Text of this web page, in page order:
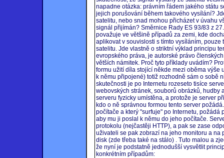
napadne otázka: právním řádem jakého státu
jejich porušování během takového vysílání?
satelitu, nebo snad mohou přicházet v úvahu
signál přijímán? Směrnice Rady ES 93/83 z
považuje ve většině případů za zemi, kde
aplikovat v souvislosti s tímto vysíláním,
satelitu. Jde vlastně o striktní výklad principu
evropského práva, je autorské právo
větších námitek. Proč tyto příklady uvádím?
formu užití díla stojící někde mezi oběma výše
k němu připojené) totiž rozhodně sám o sobě
skutečnosti je po Internetu rozeseto tisíce
webovských stránek, souborů obrázků, hudby
serveru fyzicky umístěna, a protože je server
kdo o ně správnou formou tento server
počítače a který "surfuje" po Internetu,
aby mu ji poslal k němu do jeho počítače.
protokolu (nejčastěji HTTP), a pak se zase
uživateli se pak zobrazí na jeho monitoru a
disk (zde třeba také na stálo) . Tuto malou a
že nyní je podstatně jednodušší vysvětlit
konkrétním případům: